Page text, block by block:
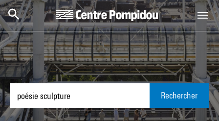
Aller au contenu principal
Centre Pompidou
Rechercher